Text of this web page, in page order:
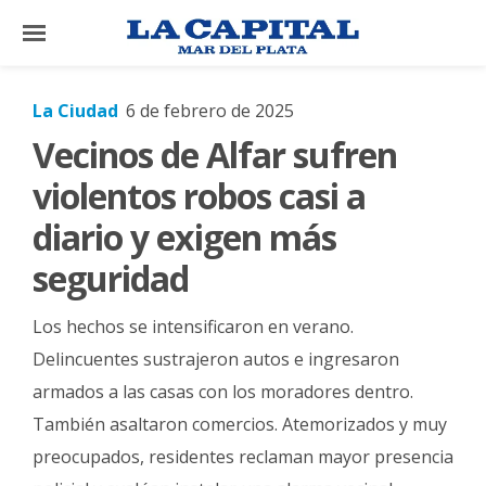
×
El
País
El
Mundo
La
Cultura
Tecnología
Gastronomía
Salud
La Ciudad 6 de febrero de 2025
Vecinos de Alfar sufren
violentos robos casi a
diario y exigen más
seguridad
Los hechos se intensificaron en verano.
Delincuentes sustrajeron autos e ingresaron
armados a las casas con los moradores dentro.
También asaltaron comercios. Atemorizados y muy
preocupados, residentes reclaman mayor presencia